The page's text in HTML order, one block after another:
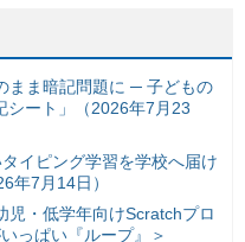
まま暗記問題に ─ 子どもの
シート」（2026年7月23
イピング学習を学校へ届け
年7月14日）
児・低学年向けScratchプロ
っぱい『ループ』＞